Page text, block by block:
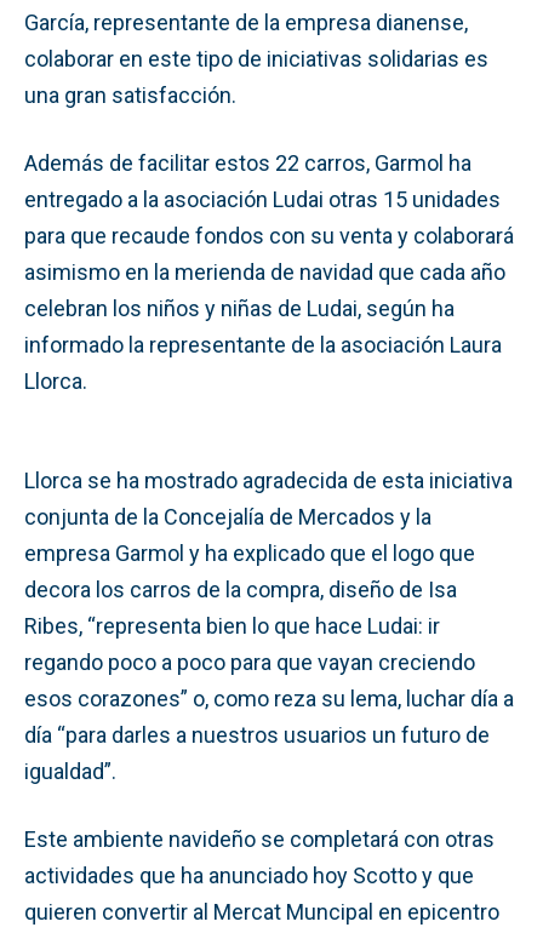
García, representante de la empresa dianense,
colaborar en este tipo de iniciativas solidarias es
una gran satisfacción.
Además de facilitar estos 22 carros, Garmol ha
entregado a la asociación Ludai otras 15 unidades
para que recaude fondos con su venta y colaborará
asimismo en la merienda de navidad que cada año
celebran los niños y niñas de Ludai, según ha
informado la representante de la asociación Laura
Llorca.
Llorca se ha mostrado agradecida de esta iniciativa
conjunta de la Concejalía de Mercados y la
empresa Garmol y ha explicado que el logo que
decora los carros de la compra, diseño de Isa
Ribes, “representa bien lo que hace Ludai: ir
regando poco a poco para que vayan creciendo
esos corazones” o, como reza su lema, luchar día a
día “para darles a nuestros usuarios un futuro de
igualdad”.
Este ambiente navideño se completará con otras
actividades que ha anunciado hoy Scotto y que
quieren convertir al Mercat Muncipal en epicentro